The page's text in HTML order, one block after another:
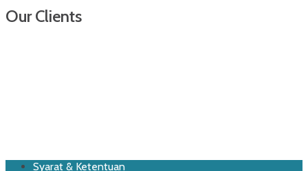
Our Clients
Skip Syarat & Ketentuan